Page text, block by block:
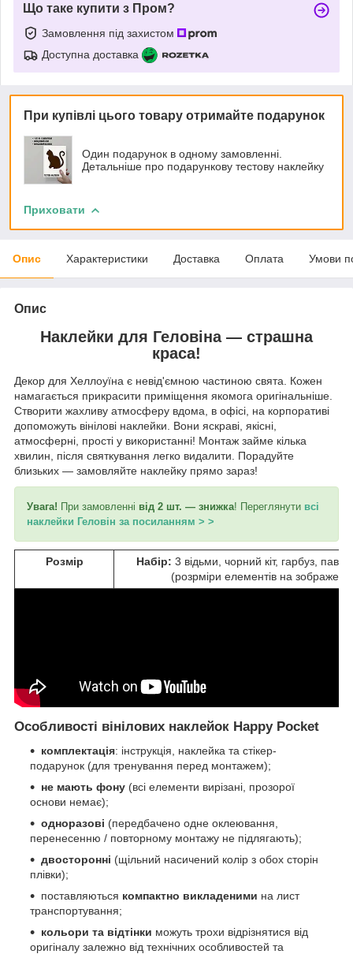
Що таке купити з Пром?
Замовлення під захистом
Доступна доставка
При купівлі цього товару отримайте подарунок
Один подарунок в одному замовленні.
Детальніше про подарункову тестову наклейку
Приховати
Опис Характеристики Доставка Оплата Умови
Опис
Наклейки для Геловіна — страшна
краса!
Декор для Хеллоуїна є невід'ємною частиною свята. Кожен
намагається прикрасити приміщення якомога оригінальніше.
Створити жахливу атмосферу вдома, в офісі, на корпоративі
допоможуть вінілові наклейки. Вони яскраві, якісні,
атмосферні, прості у використанні! Монтаж займе кілька
хвилин, після святкування легко видалити. Порадуйте
близьких — замовляйте наклейку прямо зараз!
Увага! При замовленні від 2 шт. — знижка! Переглянути всі
наклейки Геловін за посиланням > >
Розмір Набір: 3 відьми, чорний кіт, гарбуз,
(розрміри елементів на
Особливості вінілових наклейок Happy Pocket
комплектація: інструкція, наклейка та стікер-
подарунок (для тренування перед монтажем);
не мають фону (всі елементи вирізані, прозорої
основи немає);
одноразові (передбачено одне оклеювання,
перенесенню / повторному монтажу не підлягають);
двосторонні (щільний насичений колір з обох сторін
плівки);
поставляються компактно викладеними на лист
транспортування;
кольори та відтінки можуть трохи відрізнятися від
оригіналу залежно від технічних особливостей та